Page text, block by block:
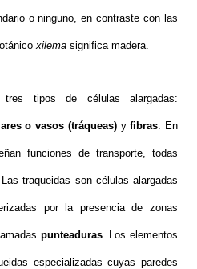
o ninguno, en contraste con las
xilema significa madera.
tipos de células alargadas:
o vasos (tráqueas)yfibras. En
funciones de transporte, todas
traqueidas son células alargadas
por la presencia de zonas
punteaduras. Los elementos
especializadas cuyas paredes